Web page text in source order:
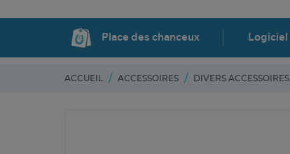
Place des chanceux Logiciel
ACCUEIL ACCESSOIRES DIVERS ACCESSOIRES